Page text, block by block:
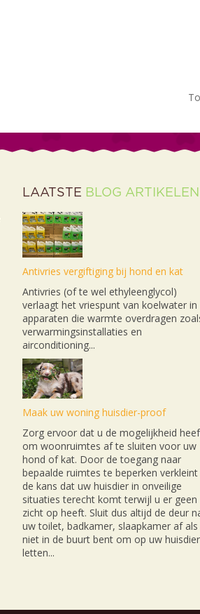
LAATSTE BLOG ARTIKELEN
Antivries vergiftiging bij hond en kat
Antivries (of te wel ethyleenglycol)
verlaagt het vriespunt van koelwater in
apparaten die warmte overdragen
verwarmingsinstallaties en
airconditioning...
Maak uw woning huisdier-proof
Zorg ervoor dat u de mogelijkheid
om woonruimtes af te sluiten voor uw
hond of kat. Door de toegang naar
bepaalde ruimtes te beperken verkleint
de kans dat uw huisdier in onveilige
situaties terecht komt terwijl u er geen
zicht op heeft. Sluit dus altijd de deur
uw toilet, badkamer, slaapkamer af als
niet in de buurt bent om op uw
letten...